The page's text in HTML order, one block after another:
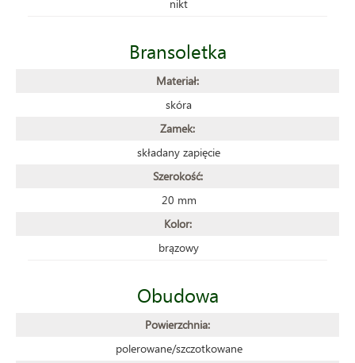
nikt
Bransoletka
Materiał:
skóra
Zamek:
składany zapięcie
Szerokość:
20 mm
Kolor:
brązowy
Obudowa
Powierzchnia:
polerowane/szczotkowane